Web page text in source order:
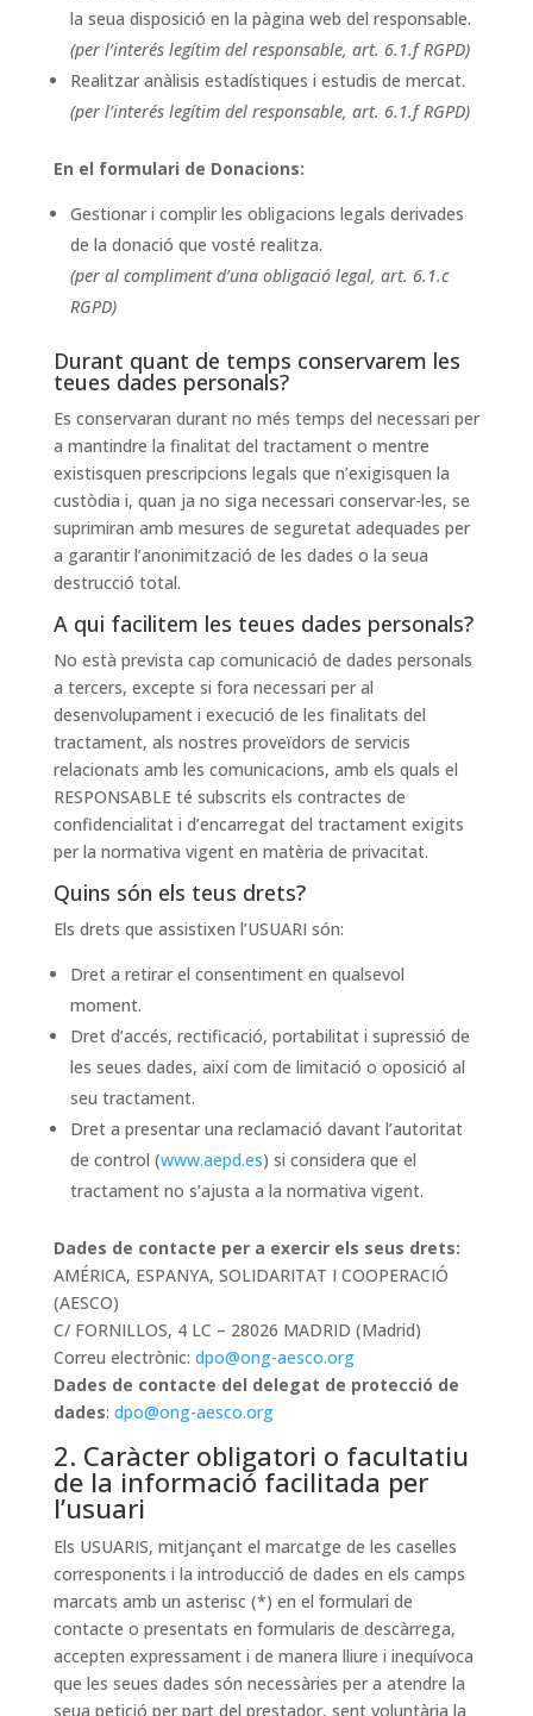
la seua disposició en la pàgina web del responsable.
(per l’interés legítim del responsable, art. 6.1.f RGPD)
Realitzar anàlisis estadístiques i estudis de mercat.
(per l’interés legítim del responsable, art. 6.1.f RGPD)
En el formulari de Donacions:
Gestionar i complir les obligacions legals derivades
de la donació que vosté realitza.
(per al compliment d’una obligació legal, art. 6.1.c
RGPD)
Durant quant de temps conservarem les
teues dades personals?
Es conservaran durant no més temps del necessari per
a mantindre la finalitat del tractament o mentre
existisquen prescripcions legals que n’exigisquen la
custòdia i, quan ja no siga necessari conservar-les, se
suprimiran amb mesures de seguretat adequades per
a garantir l’anonimització de les dades o la seua
destrucció total.
A qui facilitem les teues dades personals?
No està prevista cap comunicació de dades personals
a tercers, excepte si fora necessari per al
desenvolupament i execució de les finalitats del
tractament, als nostres proveïdors de servicis
relacionats amb les comunicacions, amb els quals el
RESPONSABLE té subscrits els contractes de
confidencialitat i d’encarregat del tractament exigits
per la normativa vigent en matèria de privacitat.
Quins són els teus drets?
Els drets que assistixen l’USUARI són:
Dret a retirar el consentiment en qualsevol
moment.
Dret d’accés, rectificació, portabilitat i supressió de
les seues dades, així com de limitació o oposició al
seu tractament.
Dret a presentar una reclamació davant l’autoritat
de control (www.aepd.es) si considera que el
tractament no s’ajusta a la normativa vigent.
Dades de contacte per a exercir els seus drets:
AMÉRICA, ESPANYA, SOLIDARITAT I COOPERACIÓ
(AESCO)
C/ FORNILLOS, 4 LC – 28026 MADRID (Madrid)
Correu electrònic: dpo@ong-aesco.org
Dades de contacte del delegat de protecció de
dades: dpo@ong-aesco.org
2. Caràcter obligatori o facultatiu
de la informació facilitada per
l’usuari
Els USUARIS, mitjançant el marcatge de les caselles
corresponents i la introducció de dades en els camps
marcats amb un asterisc (*) en el formulari de
contacte o presentats en formularis de descàrrega,
accepten expressament i de manera lliure i inequívoca
que les seues dades són necessàries per a atendre la
seua petició per part del prestador, sent voluntària la